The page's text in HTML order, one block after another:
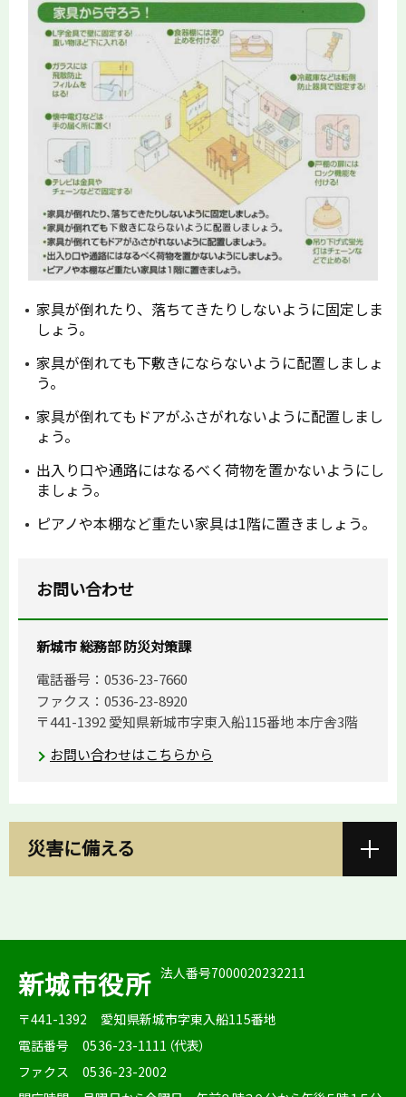
家具が倒れたり、落ちてきたりしないように固定しま
しょう。
家具が倒れても下敷きにならないように配置しましょ
う。
家具が倒れてもドアがふさがれないように配置しまし
ょう。
出入り口や通路にはなるべく荷物を置かないようにし
ましょう。
ピアノや本棚など重たい家具は1階に置きましょう。
お問い合わせ
新城市 総務部 防災対策課
電話番号：0536-23-7660
ファクス：0536-23-8920
〒441-1392 愛知県新城市字東入船115番地 本庁舎3階
お問い合わせはこちらから
災害に備える
新城市役所 法人番号7000020232211
〒441-1392
愛知県新城市字東入船115番地
電話番号
0536-23-1111（代表）
ファクス
0536-23-2002